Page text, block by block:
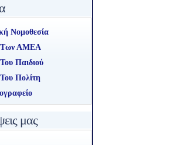
Νομοθεσία
Των ΑΜΕΑ
Παιδιού
Πολίτη
μας